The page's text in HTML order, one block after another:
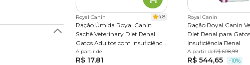
Royal Canin 4.8
Ração Úmida Royal Canin
Sachê Veterinary Diet Renal
Gatos Adultos com Insuficiência
Renal
85g
A partir de
R$ 17,81
Royal Canin
Ração Royal Canin
Diet Renal para
Insuficiência Renal
1,5kg 4 kg 10,1 kg
A partir deR$ 608,99
R$ 544,65 -10%